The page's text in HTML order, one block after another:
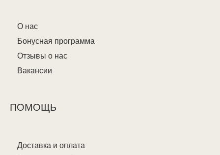
О нас
Бонусная программа
Отзывы о нас
Вакансии
ПОМОЩЬ
Доставка и оплата